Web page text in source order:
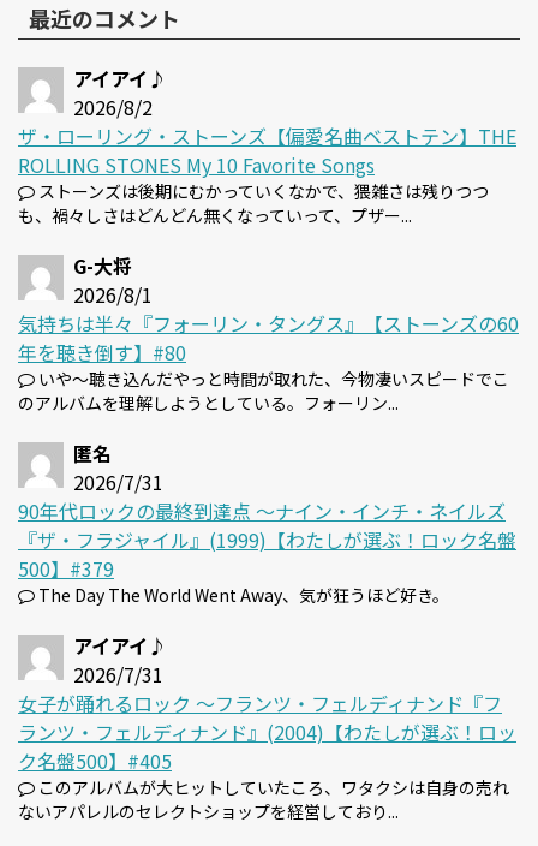
最近のコメント
アイアイ♪
2026/8/2
ザ・ローリング・ストーンズ【偏愛名曲ベストテン】THE
ROLLING STONES My 10 Favorite Songs
ストーンズは後期にむかっていくなかで、猥雑さは残りつつ
も、禍々しさはどんどん無くなっていって、プザー...
G-大将
2026/8/1
気持ちは半々『フォーリン・タングス』【ストーンズの60
年を聴き倒す】#80
いや～聴き込んだやっと時間が取れた、今物凄いスピードでこ
のアルバムを理解しようとしている。フォーリン...
匿名
2026/7/31
90年代ロックの最終到達点 〜ナイン・インチ・ネイルズ
『ザ・フラジャイル』(1999)【わたしが選ぶ！ロック名盤
500】#379
The Day The World Went Away、気が狂うほど好き。
アイアイ♪
2026/7/31
女子が踊れるロック 〜フランツ・フェルディナンド『フ
ランツ・フェルディナンド』(2004)【わたしが選ぶ！ロッ
ク名盤500】#405
このアルバムが大ヒットしていたころ、ワタクシは自身の売れ
ないアパレルのセレクトショップを経営しており...